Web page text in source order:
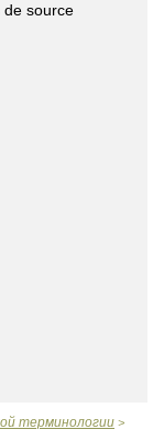
de source
терминологии >